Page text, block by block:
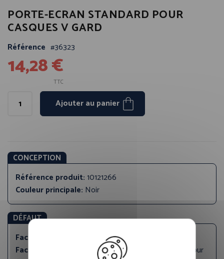
au
début
la
Galerie
d’images
PORTE-ECRAN STANDARD POUR
CASQUES V GARD
Référence 36323
14,28 €
TTC
Ajouter au panier
CONCEPTION
Référence produit:10121266
Couleur principale: Noir
DÉFAUT
Facette Couleurs:
Facette Types de produits:Accessoire - Support pour